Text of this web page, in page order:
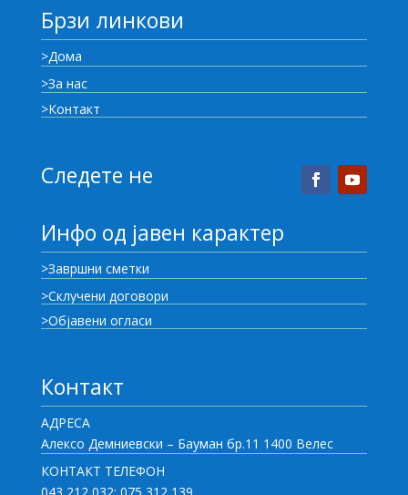
Брзи линкови
>Дома
>За нас
>Контакт
Следете не
Инфо од јавен карактер
>Завршни сметки
>Склучени договори
>Објавени огласи
Контакт
АДРЕСА
Алексо Демниевски – Бауман бр.11 1400 Велес
КОНТАКТ ТЕЛЕФОН